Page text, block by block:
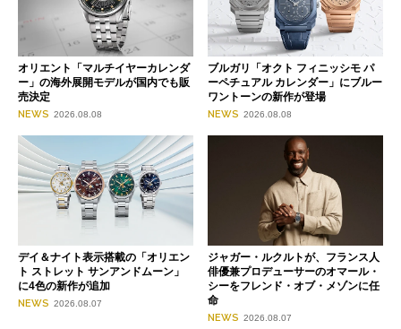
オリエント「マルチイヤーカレンダ
ー」の海外展開モデルが国内でも販
売決定
NEWS 2026.08.08
ブルガリ「オクト フィニッシモ パ
ーペチュアル カレンダー」にブルー
ワントーンの新作が登場
NEWS 2026.08.08
デイ＆ナイト表示搭載の「オリエン
ト ストレット サンアンドムーン」
に4色の新作が追加
NEWS 2026.08.07
ジャガー・ルクルトが、フランス人
俳優兼プロデューサーのオマール・
シーをフレンド・オブ・メゾンに任
命
NEWS 2026.08.07